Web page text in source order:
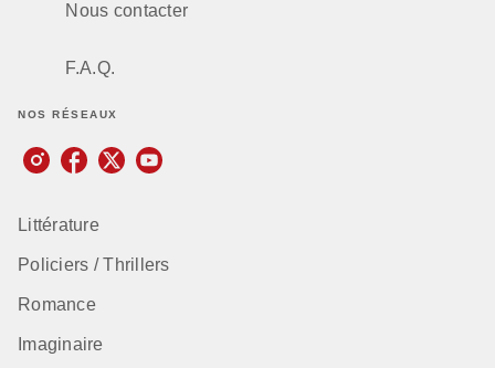
Nous contacter
F.A.Q.
NOS RÉSEAUX
Littérature
Policiers / Thrillers
Romance
Imaginaire